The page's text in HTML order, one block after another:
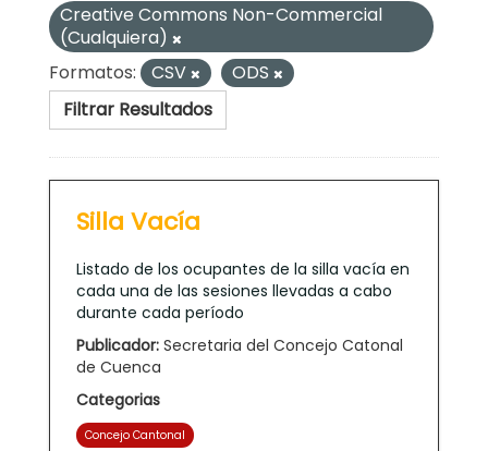
Creative Commons Non-Commercial
(Cualquiera)
Formatos:
CSV
ODS
Filtrar Resultados
Silla Vacía
Listado de los ocupantes de la silla vacía en
cada una de las sesiones llevadas a cabo
durante cada período
Publicador: Secretaria del Concejo Catonal
de Cuenca
Categorias
Concejo Cantonal